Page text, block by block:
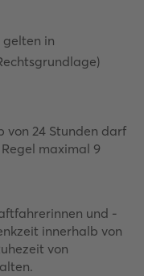
gelten in
von 24 Stunden darf
maximal 9
und -
innerhalb von
von